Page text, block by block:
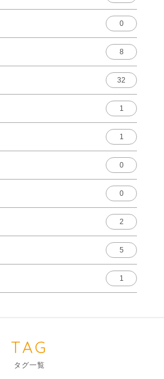
0
8
32
1
1
0
0
2
5
1
TAG
タグ一覧